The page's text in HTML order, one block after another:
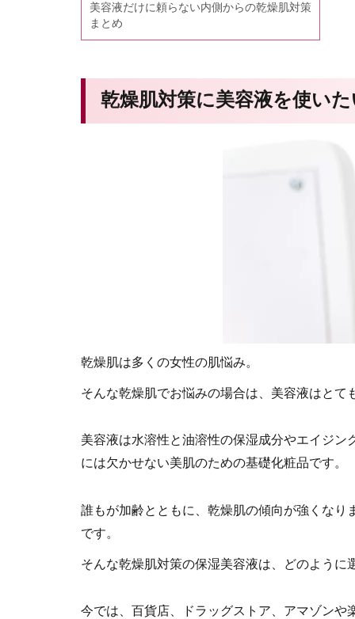
美容液だけに頼らない内側からの乾燥肌対策
まとめ
乾燥肌対策に美容液を使い
乾燥肌は多くの女性の肌悩み。
そんな乾燥肌でお悩みの場合は、美容液はと
美容液は水溶性と油溶性の保湿成分やエイジ
には欠かせない美肌のための基礎化粧品です。
誰もが加齢とともに、乾燥肌の傾向が強くな
です。
そんな乾燥肌対策の保湿美容液は、どのように
今では、百貨店、ドラッグストア、アマゾン